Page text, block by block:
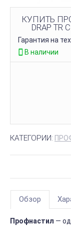
КУПИТЬ
DRAP
Гарантия на
В наличии
КАТЕГОРИИ:
Обзор
Профнастил —